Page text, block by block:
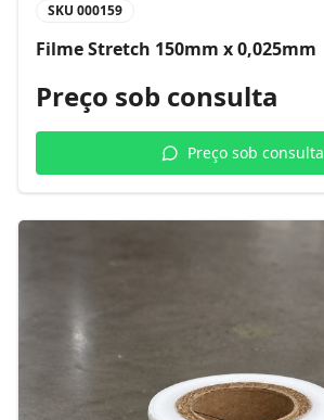
SKU 000159
Filme Stretch 150mm x 0,025mm
Preço sob consulta
Preço sob consulta